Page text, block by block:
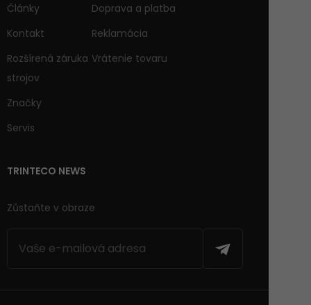
Články
Kontakt
Rozšírená záruka
strojov
Značky
Servis
Doprava a platba
Reklamácia
Vrátenie tovaru
TRINTECO NEWS
Zůstaňte v obraze